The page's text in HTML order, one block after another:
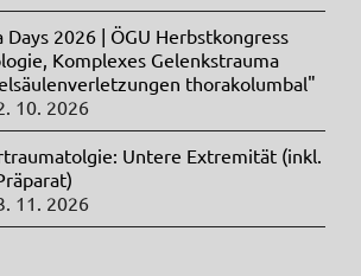
Days 2026 | ÖGU Herbstkongress
Komplexes Gelenkstrauma
thorakolumbal"
10. 2026
Untere Extremität (inkl.
11. 2026